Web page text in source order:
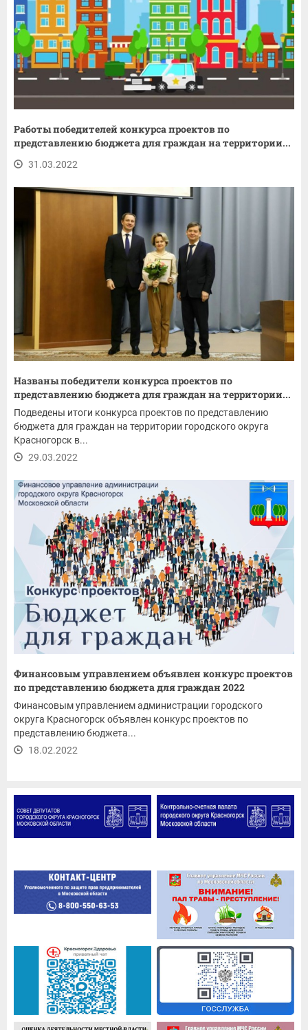
Работы победителей конкурса проектов по
представлению бюджета для граждан на территории...
31.03.2022
Названы победители конкурса проектов по
представлению бюджета для граждан на территории...
Подведены итоги конкурса проектов по представлению
бюджета для граждан на территории городского округа
Красногорск в...
29.03.2022
Финансовым управлением объявлен конкурс проектов
по представлению бюджета для граждан 2022
Финансовым управлением администрации городского
округа Красногорск объявлен конкурс проектов по
представлению бюджета...
18.02.2022